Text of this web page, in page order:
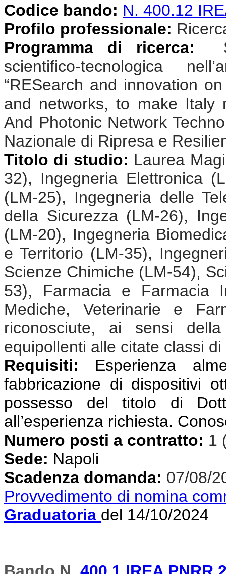
Codice bando: N. 400.12
Profilo professionale:
Programma di ricerca:
scientifico-tecnologica
“RESearch and innovation
and networks, to make Italy
And Photonic Network
Nazionale di Ripresa e
Titolo di studio: Laurea
32), Ingegneria Elettronica
(LM-25), Ingegneria delle
della Sicurezza (LM-26),
(LM-20), Ingegneria
e Territorio (LM-35),
Scienze Chimiche (LM-54),
53), Farmacia e Farmacia
Mediche, Veterinarie e
riconosciute, ai sensi
equipollenti alle citate classi
Requisiti: Esperienza
fabbricazione di dispositivi
possesso del titolo di
all’esperienza richiesta.
Numero posti a contratto: 1
Sede: Napoli
Scadenza domanda: 07/08/
Provvedimento di nomina
Graduatoria del 14/10/2024